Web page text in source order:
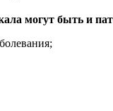
могут быть и